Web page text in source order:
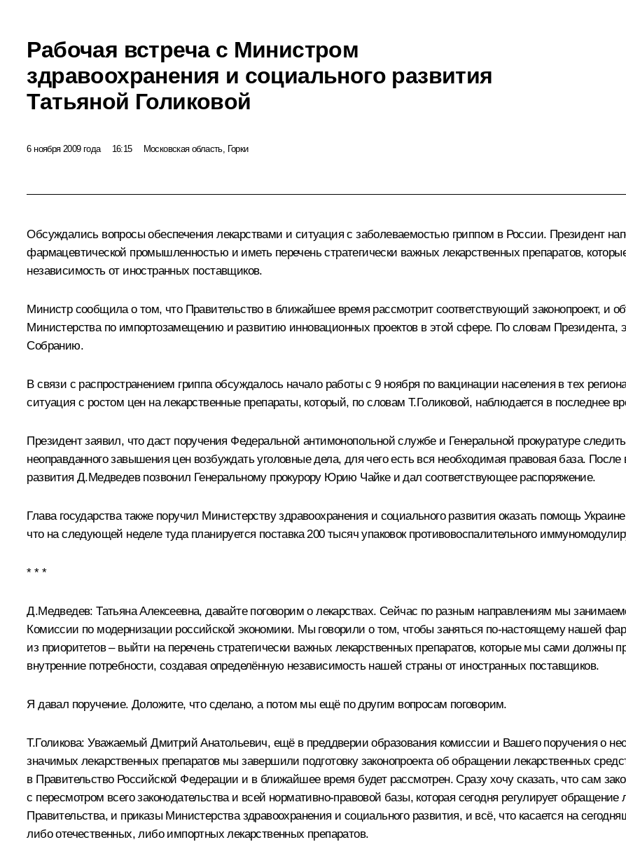
Рабочая встреча с Министром
здравоохранения и социального развития
Татьяной Голиковой
6 ноября 2009 года 16:15 Московская область, Горки
Обсуждались вопросы обеспечения лекарствами и ситуация с заболеваемостью гриппом в России. Президент
фармацевтической промышленностью и иметь перечень стратегически важных лекарственных препаратов,
независимость от иностранных поставщиков.
Министр сообщила о том, что Правительство в ближайшее время рассмотрит соответствующий законопроект, и
Министерства по импортозамещению и развитию инновационных проектов в этой сфере. По словам Президента,
Собранию.
В связи с распространением гриппа обсуждалось начало работы с 9 ноября по вакцинации населения в тех
ситуация с ростом цен на лекарственные препараты, который, по словам Т.Голиковой, наблюдается в последнее
Президент заявил, что даст поручения Федеральной антимонопольной службе и Генеральной прокуратуре
неоправданного завышения цен возбуждать уголовные дела, для чего есть вся необходимая правовая база.
развития Д.Медведев позвонил Генеральному прокурору Юрию Чайке и дал соответствующее распоряжение.
Глава государства также поручил Министерству здравоохранения и социального развития оказать помощь
что на следующей неделе туда планируется поставка 200 тысяч упаковок противовоспалительного
* * *
Д.Медведев:Татьяна Алексеевна, давайте поговорим о лекарствах. Сейчас по разным направлениям мы
Комиссии по модернизации российской экономики. Мы говорили о том, чтобы заняться по‑настоящему нашей
из приоритетов – выйти на перечень стратегически важных лекарственных препаратов, которые мы сами
внутренние потребности, создавая определённую независимость нашей страны от иностранных поставщиков.
Я давал поручение. Доложите, что сделано, а потом мы ещё по другим вопросам поговорим.
Т.Голикова: Уважаемый Дмитрий Анатольевич, ещё в преддверии образования комиссии и Вашего поручения о
значимых лекарственных препаратов мы завершили подготовку законопроекта об обращении лекарственных
в Правительство Российской Федерации и в ближайшее время будет рассмотрен. Сразу хочу сказать, что сам
с пересмотром всего законодательства и всей нормативно-правовой базы, которая сегодня регулирует
Правительства, и приказы Министерства здравоохранения и социального развития, и всё, что касается на
либо отечественных, либо импортных лекарственных препаратов.